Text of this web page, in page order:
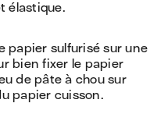
élastique.
papier sulfurisé sur une
bien fixer le papier
de pâte à chou sur
papier cuisson.